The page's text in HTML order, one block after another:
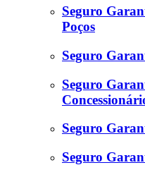
Seguro
Poços
Seguro
Seguro
Seguro
Seguro